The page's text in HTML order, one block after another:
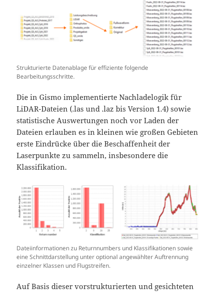
Strukturierte Datenablage für effiziente folgende
Bearbeitungsschritte.
Die in Gismo implementierte Nachladelogik für
LiDAR-Dateien (.las und .laz bis Version 1.4) sowie
statistische Auswertungen noch vor Laden der
Dateien erlauben es in kleinen wie großen Gebieten
erste Eindrücke über die Beschaffenheit der
Laserpunkte zu sammeln, insbesondere die
Klassifikation.
Dateiinformationen zu Returnnumbers und Klassifikationen sowie
eine Schnittdarstellung unter optional angewählter Auftrennung
einzelner Klassen und Flugstreifen.
Auf Basis dieser vorstrukturierten und gesichteten